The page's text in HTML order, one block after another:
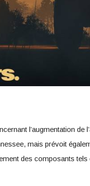
l’augmentation de
mais prévoit
des composants